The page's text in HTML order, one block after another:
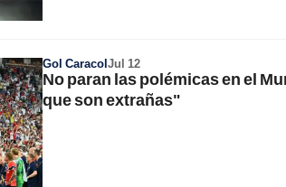
Gol CaracolJul 12
No paran las polémicas en el
que son extrañas"